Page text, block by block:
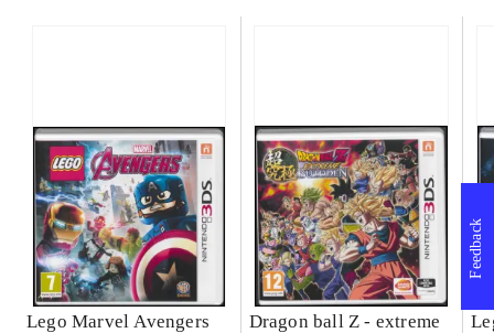
Lego Marvel Avengers
Dragon ball Z - extreme
Feedback